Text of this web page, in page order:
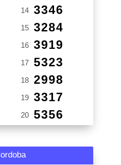
14 3346
15 3284
16 3919
17 5323
18 2998
19 3317
20 5356